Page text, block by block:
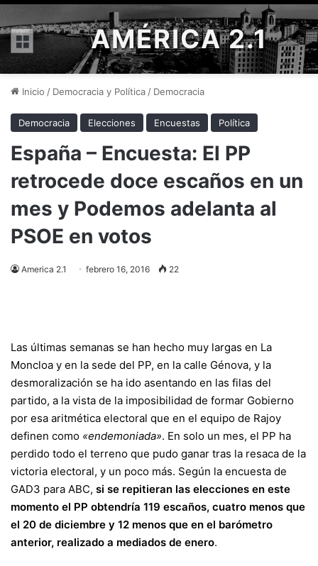
Menú AMÉRICA 2.1
Inicio / Democracia y Política / Democracia
Democracia Elecciones Encuestas Política
España – Encuesta: El PP
retrocede doce escaños en un
mes y Podemos adelanta al
PSOE en votos
America 2.1 febrero 16, 2016 22
Las últimas semanas se han hecho muy largas en La
Moncloa y en la sede del PP, en la calle Génova, y la
desmoralización se ha ido asentando en las filas del
partido, a la vista de la imposibilidad de formar Gobierno
por esa aritmética electoral que en el equipo de Rajoy
definen como «endemoniada». En solo un mes, el PP ha
perdido todo el terreno que pudo ganar tras la resaca de la
victoria electoral, y un poco más. Según la encuesta de
GAD3 para ABC, si se repitieran las elecciones en este
momento el PP obtendría 119 escaños, cuatro menos que
el 20 de diciembre y 12 menos que en el barómetro
anterior, realizado a mediados de enero.